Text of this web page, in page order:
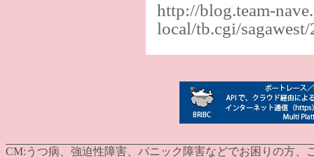
http://blog.team-
local/tb.cgi/
CM: うつ病、強迫性障害、パニック障害などでお困りの方